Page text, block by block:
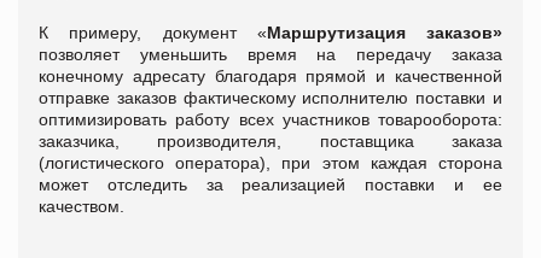
К примеру, документ «Маршрутизация заказов»
позволяет уменьшить время на передачу заказа
конечному адресату благодаря прямой и качественной
отправке заказов фактическому исполнителю поставки и
оптимизировать работу всех участников товарооборота:
заказчика, производителя, поставщика заказа
(логистического оператора), при этом каждая сторона
может отследить за реализацией поставки и ее
качеством.